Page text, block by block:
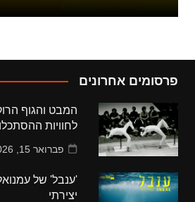
פרסומים אחרונים
המבט והגוף
לחוויות
פברואר 15, 2026
'ענבל' של
יצירתי